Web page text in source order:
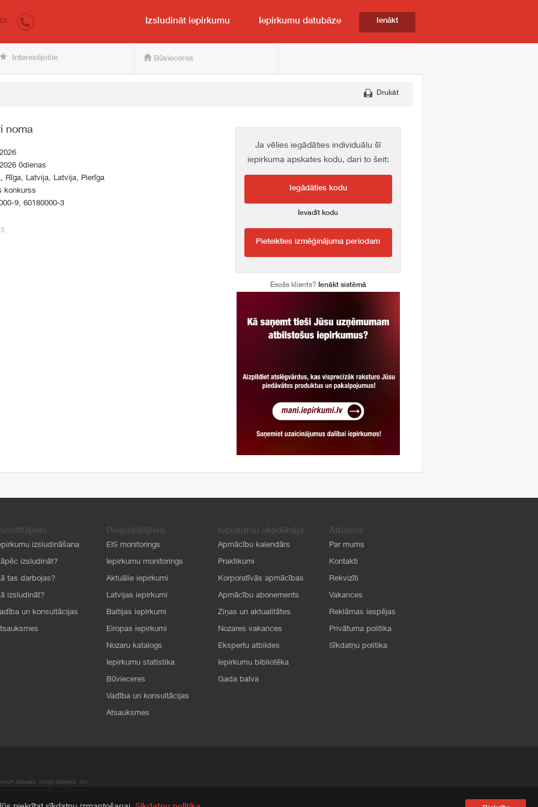
pircējam un pārdevējam
LV Izsludināt iepirkumu Iepirkumu datubāze Ienākt
Interesējošie Būvieceres
Drukāt
noma
0dienas
Rīga, Latvija, Latvija, Pierīga
konkurss
9, 60180000-3
Ja vēlies iegādāties individuālu šī
iepirkuma apskates kodu, dari to šeit:
Iegādāties kodu
Ievadīt kodu
Pieteikties izmēģinājuma periodam
Esošs klients? Ienākt sistēmā
izsludināšana
izsludināt?
tas darbojas?
izsludināt?
un konsultācijas
Piegādātājiem
EIS monitorings
Iepirkumu monitorings
Aktuālie iepirkumi
Latvijas iepirkumi
Baltijas iepirkumi
Eiropas iepirkumi
Nozaru katalogs
Iepirkumu statistika
Būvieceres
Vadība un konsultācijas
Atsauksmes
Iepirkumu akadēmija
Apmācību kalendārs
Praktikumi
Korporatīvās apmācības
Apmācību abonements
Ziņas un aktualitātes
Nozares vakances
Ekspertu atbildes
Iepirkumu bibliotēka
Gada balva
Atbalsts
Par mums
Kontakti
Rekvizīti
Vakances
Reklāmas iespējas
Privātuma politika
Sīkdatņu politika
atļaujas, stingri aizliegta. SIA